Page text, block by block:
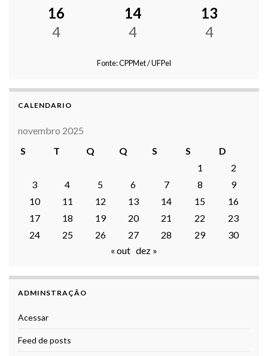
16
4
14
4
13
4
Fonte: CPPMet / UFPel
CALENDARIO
novembro 2025
S
T Q Q S S
D
1
2
3
4 5 6 7 8
9
10
11 12 13 14 15
16
17
18 19 20 21 22
23
24
25 26 27 28 29
30
« out dez »
ADMINSTRAÇÃO
Acessar
Feed de posts